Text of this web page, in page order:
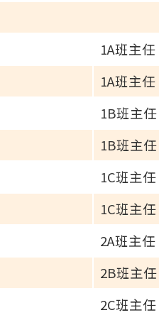
1A班主任
1A班主任
1B班主任
1B班主任
1C班主任
1C班主任
2A班主任
2B班主任
2C班主任